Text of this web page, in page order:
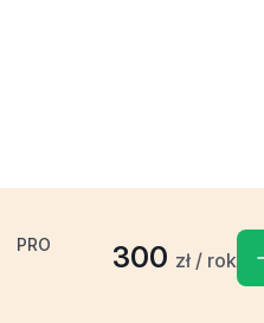
PRO 300 zł / rok